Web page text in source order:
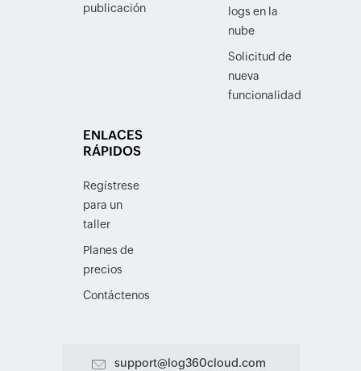
publicación
logs en la
nube
Solicitud de
nueva
funcionalidad
ENLACES
RÁPIDOS
Regístrese
para un
taller
Planes de
precios
Contáctenos
support@log360cloud.com